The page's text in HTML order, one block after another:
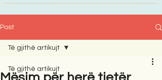
Post
Të gjithë artikujt
Të gjithë artikujt